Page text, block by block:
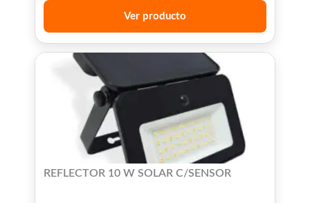
Ver producto
REFLECTOR 10 W SOLAR C/SENSOR